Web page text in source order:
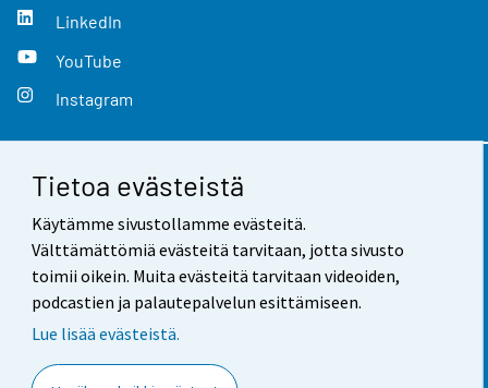
Tietoa evästeistä
Käytämme sivustollamme evästeitä.
Välttämättömiä evästeitä tarvitaan, jotta sivusto
toimii oikein. Muita evästeitä tarvitaan videoiden,
podcastien ja palautepalvelun esittämiseen.
Lue lisää evästeistä.
LinkedIn
YouTube
Instagram
Yhteystiedot
Palaute
Käyttöehdot
Saavutettavuus